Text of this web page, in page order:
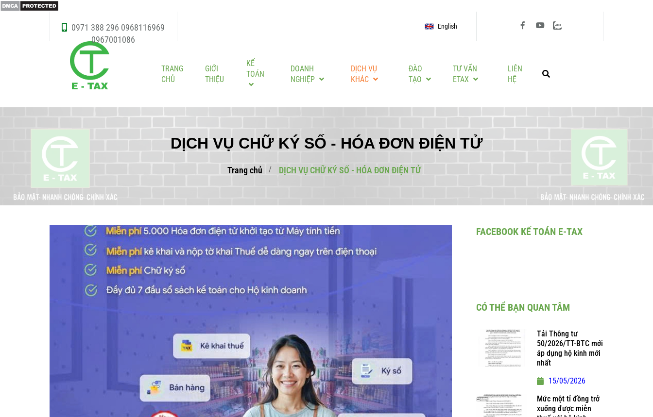
DỊCH VỤ CHỮ KÝ SỐ - HÓA ĐƠN ĐIỆN TỬ
Trang chủ DỊCH VỤ CHỮ KÝ SỐ - HÓA ĐƠN ĐIỆN TỬ
FACEBOOK KẾ TOÁN E-TAX
CÓ THỂ BẠN QUAN TÂM
Tải Thông tư
50/2026/TT-BTC mới
áp dụng hộ kinh mới
nhất
15/05/2026
Mức một tỉ đồng trở
xuống được miễn
0971 388 296 0968116969
0967001086
English
TRANG
CHỦ
GIỚI
THIỆU
KẾ
TOÁN
DOANH
NGHIỆP
DỊCH VỤ
KHÁC
ĐÀO
TẠO
TƯ VẤN
ETAX
LIÊN
HỆ